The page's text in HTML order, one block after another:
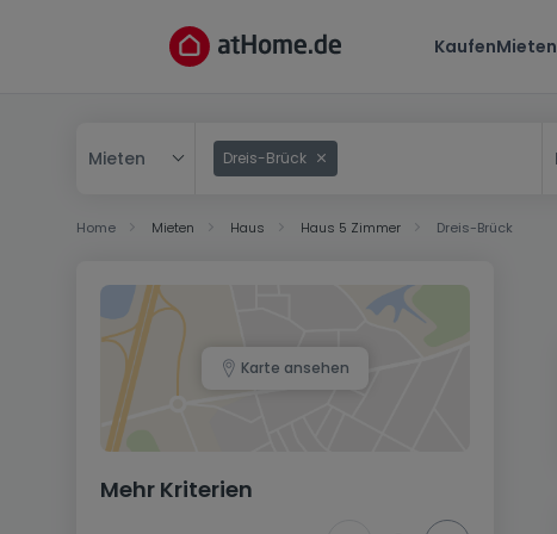
KaufenMieten
Mieten Dreis-Brück
Home Mieten Haus Haus 5 Zimmer Dreis-Brück
Karte ansehen
Mehr Kriterien